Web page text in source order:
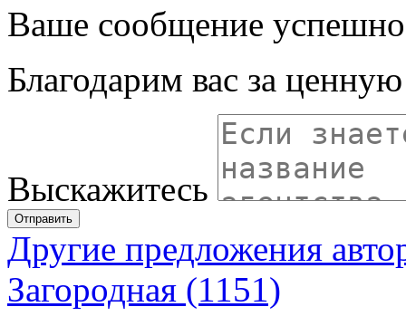
Ваше сообщение успешно
Благодарим вас за
Выскажитесь
Отправить
Другие предложения
Загородная (1151)